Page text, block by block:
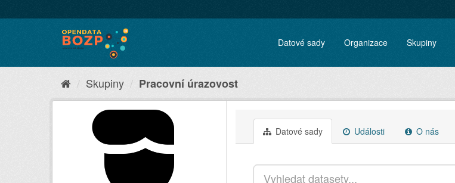
Datové sady Organizace Skupiny
Skupiny Pracovní úrazovost
Datové sady Události O nás